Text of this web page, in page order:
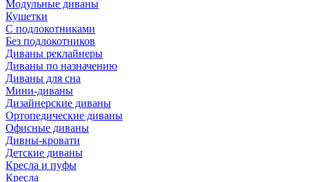
Модульные диваны
Кушетки
С подлокотниками
Без подлокотников
Диваны реклайнеры
Диваны по назначению
Диваны для сна
Мини-диваны
Дизайнерские диваны
Ортопедические диваны
Офисные диваны
Дивны-кровати
Детские диваны
Кресла и пуфы
Кресла